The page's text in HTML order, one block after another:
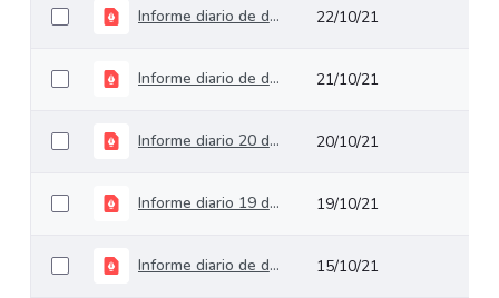
Informe diario de deuda pública del 22 de octubre de 2021 22/10/21
Informe diario de deuda pública del 21 de octubre de 2021 21/10/21
Informe diario 20 de octubre de 2021 20/10/21
Informe diario 19 de octubre de 2021 19/10/21
Informe diario de deuda pública del 15 de octubre de 2021 15/10/21